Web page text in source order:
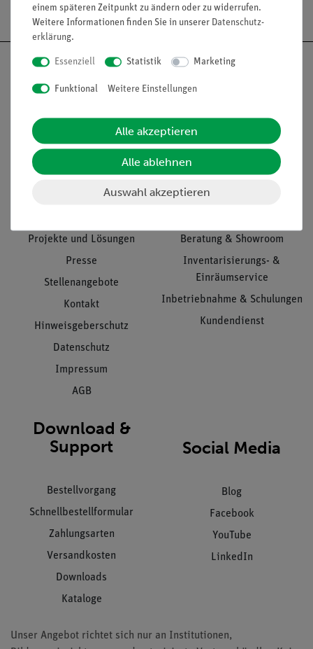
Versandkostenfrei ab 300,- €
Informationen
Projekte und Lösungen
Presse
Stellenangebote
Kontakt
Hinweisgeberschutz
Datenschutz
Impressum
AGB
Service
Beratung & Showroom
Inventarisierungs- &
Einräumservice
Inbetriebnahme & Schulungen
Kundendienst
Download &
Support
Bestellvorgang
Schnellbestellformular
Zahlungsarten
Versandkosten
Downloads
Kataloge
Social Media
Blog
Facebook
YouTube
LinkedIn
Unser Angebot richtet sich nur an Institutionen,
einem späteren Zeitpunkt zu ändern oder zu widerrufen.
Weitere Informationen finden Sie in unserer Daten­schutz­
erklärung.
Essenziell Statistik Marketing
Funktional Weitere Einstellungen
Alle akzeptieren
Alle ablehnen
Auswahl akzeptieren